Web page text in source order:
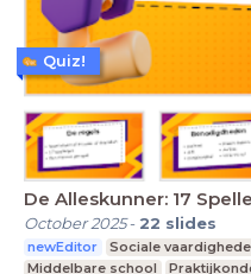
De Alleskunner: 17
October 2025- 22 slides
newEditor Sociale
Middelbare school
Quiz!